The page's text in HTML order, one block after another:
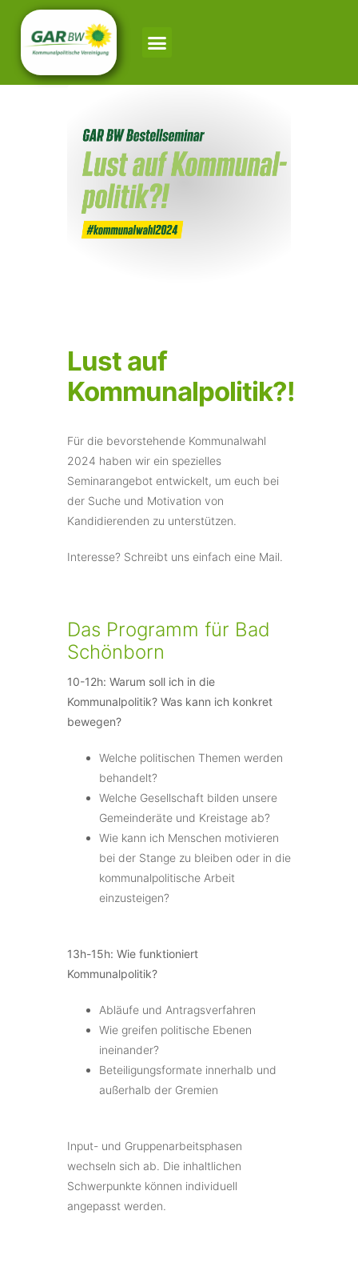
Lust auf
Kommunalpolitik?!
Für die bevorstehende Kommunalwahl
2024 haben wir ein spezielles
Seminarangebot entwickelt, um euch bei
der Suche und Motivation von
Kandidierenden zu unterstützen.
Interesse? Schreibt uns einfach eine Mail.
Das Programm für Bad
Schönborn
10-12h: Warum soll ich in die
Kommunalpolitik? Was kann ich konkret
bewegen?
Welche politischen Themen werden
behandelt?
Welche Gesellschaft bilden unsere
Gemeinderäte und Kreistage ab?
Wie kann ich Menschen motivieren
bei der Stange zu bleiben oder in die
kommunalpolitische Arbeit
einzusteigen?
13h-15h: Wie funktioniert
Kommunalpolitik?
Abläufe und Antragsverfahren
Wie greifen politische Ebenen
ineinander?
Beteiligungsformate innerhalb und
außerhalb der Gremien
Input- und Gruppenarbeitsphasen
wechseln sich ab. Die inhaltlichen
Schwerpunkte können individuell
angepasst werden.